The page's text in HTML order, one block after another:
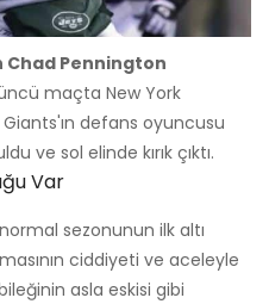
Chad Pennington
maçta New York
defans oyuncusu
ve sol elinde kırık çıktı.
Var
sezonunun ilk altı
ciddiyeti ve aceleyle
asla eskisi gibi